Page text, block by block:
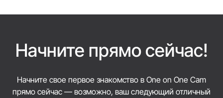
Начните прямо сейчас!
Начните свое первое знакомство в One on One Cam
прямо сейчас — возможно, ваш следующий отличный